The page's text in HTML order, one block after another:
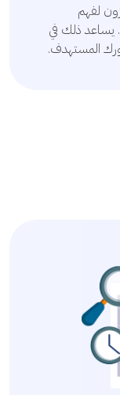
لفهم
يساعد ذلك في
المستهدف.